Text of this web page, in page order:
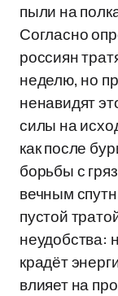
пыли на
Согласно
россиян
неделю, но
ненавидят
силы на
как после
борьбы с
вечным
пустой
неудобства:
крадёт
влияет на